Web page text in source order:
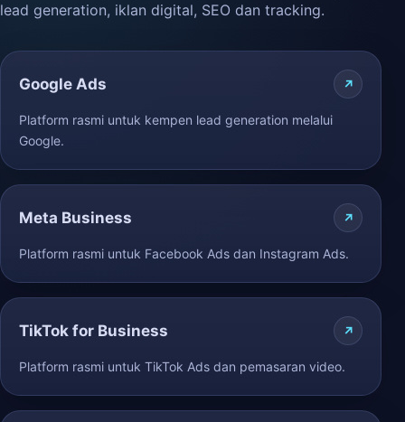
lead generation, iklan digital, SEO dan tracking.
Google Ads
Platform rasmi untuk kempen lead generation melalui
Google.
Meta Business
Platform rasmi untuk Facebook Ads dan Instagram Ads.
TikTok for Business
Platform rasmi untuk TikTok Ads dan pemasaran video.